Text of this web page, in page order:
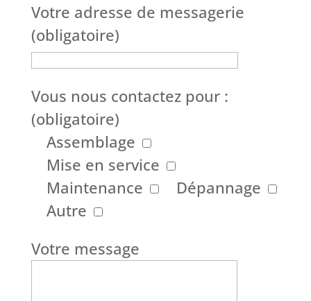
Votre adresse de messagerie
(obligatoire)
Vous nous contactez pour :
(obligatoire)
Assemblage
Mise en service
Maintenance
Dépannage
Autre
Votre message